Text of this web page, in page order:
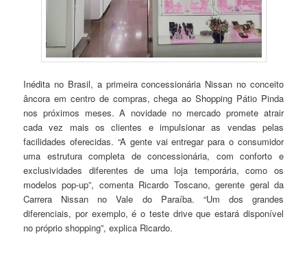
Inédita no Brasil, a primeira concessionária Nissan no conceito
âncora em centro de compras, chega ao Shopping Pátio Pinda
nos próximos meses. A novidade no mercado promete atrair
cada vez mais os clientes e impulsionar as vendas pelas
facilidades oferecidas. “A gente vai entregar para o consumidor
uma estrutura completa de concessionária, com conforto e
exclusividades diferentes de uma loja temporária, como os
modelos pop-up”, comenta Ricardo Toscano, gerente geral da
Carrera Nissan no Vale do Paraíba. “Um dos grandes
diferenciais, por exemplo, é o teste drive que estará disponível
no próprio shopping”, explica Ricardo.